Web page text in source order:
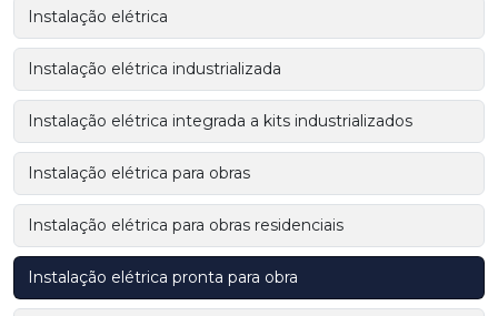
Instalação elétrica
Instalação elétrica industrializada
Instalação elétrica integrada a kits industrializados
Instalação elétrica para obras
Instalação elétrica para obras residenciais
Instalação elétrica pronta para obra